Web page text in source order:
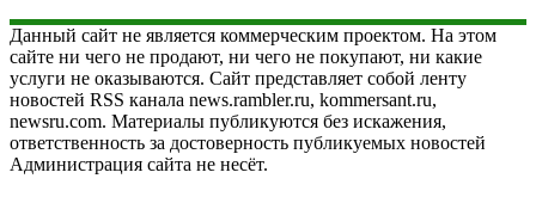
Данный сайт не является коммерческим проектом. На этом
сайте ни чего не продают, ни чего не покупают, ни какие
услуги не оказываются. Сайт представляет собой ленту
новостей RSS канала news.rambler.ru, kommersant.ru,
newsru.com. Материалы публикуются без искажения,
ответственность за достоверность публикуемых новостей
Администрация сайта не несёт.